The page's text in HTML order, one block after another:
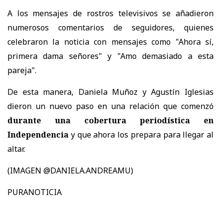
A los mensajes de rostros televisivos se añadieron
numerosos comentarios de seguidores, quienes
celebraron la noticia con mensajes como "Ahora sí,
primera dama señores" y "Amo demasiado a esta
pareja".
De esta manera, Daniela Muñoz y Agustín Iglesias
dieron un nuevo paso en una relación que comenzó
durante una cobertura periodística en
Independencia y que ahora los prepara para llegar al
altar.
(IMAGEN @DANIELA.ANDREAMU)
PURANOTICIA